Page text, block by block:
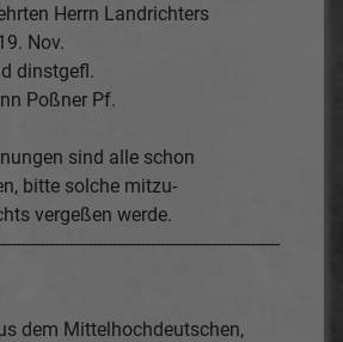
Herrn Landrichters
Nov.
dinstgefl.
Poßner Pf.
sind alle schon
bitte solche mitzu-
vergeßen werde.
dem Mittelhochdeutschen,